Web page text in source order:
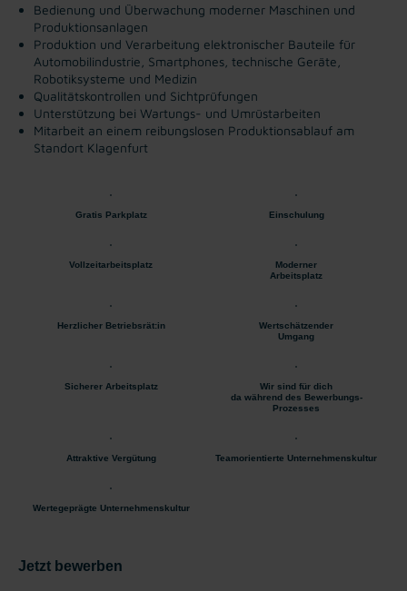
Bedienung und Überwachung moderner Maschinen und
Produktionsanlagen
Produktion und Verarbeitung elektronischer Bauteile für
Automobilindustrie, Smartphones, technische Geräte,
Robotiksysteme und Medizin
Qualitätskontrollen und Sichtprüfungen
Unterstützung bei Wartungs- und Umrüstarbeiten
Mitarbeit an einem reibungslosen Produktionsablauf am
Standort Klagenfurt
Gratis Parkplatz Einschulung
Vollzeitarbeitsplatz
Moderner
Arbeitsplatz
Herzlicher Betriebsrät:in
Wertschätzender
Umgang
Sicherer Arbeitsplatz
Wir sind für dich
da während des Bewerbungs-
Prozesses
Attraktive Vergütung Teamorientierte Unternehmenskultur
Wertegeprägte Unternehmenskultur
Jetzt bewerben